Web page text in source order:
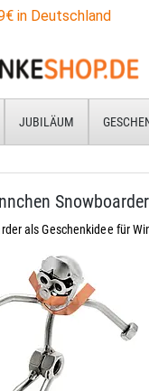
in Deutschland
JUBILÄUM
Snowboarder
als Geschenkidee für